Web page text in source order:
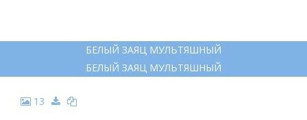
БЕЛЫЙ ЗАЯЦ МУЛЬТЯШНЫЙ
БЕЛЫЙ ЗАЯЦ МУЛЬТЯШНЫЙ
13